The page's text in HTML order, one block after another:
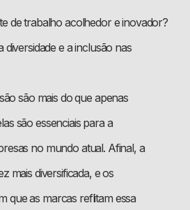
de trabalho acolhedor e inovador?
e a inclusão nas
são mais do que apenas
são essenciais para a
no mundo atual. Afinal, a
mais diversificada, e os
que as marcas reflitam essa